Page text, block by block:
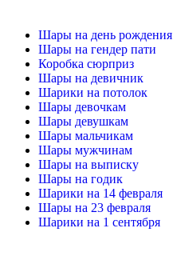
Шары на день рождения
Шары на гендер пати
Коробка сюрприз
Шары на девичник
Шарики на потолок
Шары девочкам
Шары девушкам
Шары мальчикам
Шары мужчинам
Шары на выписку
Шары на годик
Шарики на 14 февраля
Шары на 23 февраля
Шарики на 1 сентября